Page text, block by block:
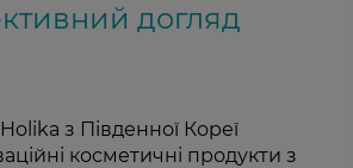
догляд
з Південної Кореї
косметичні продукти з